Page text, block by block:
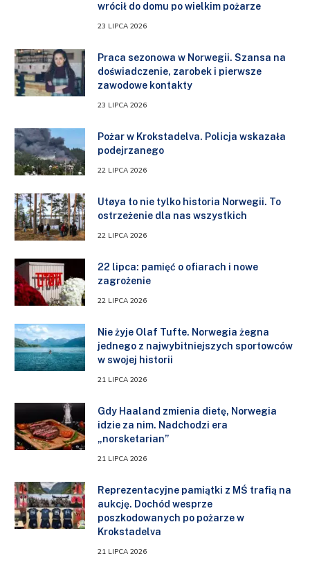
wrócił do domu po wielkim pożarze
23 LIPCA 2026
Praca sezonowa w Norwegii. Szansa na
doświadczenie, zarobek i pierwsze
zawodowe kontakty
23 LIPCA 2026
Pożar w Krokstadelva. Policja wskazała
podejrzanego
22 LIPCA 2026
Utøya to nie tylko historia Norwegii. To
ostrzeżenie dla nas wszystkich
22 LIPCA 2026
22 lipca: pamięć o ofiarach i nowe
zagrożenie
22 LIPCA 2026
Nie żyje Olaf Tufte. Norwegia żegna
jednego z najwybitniejszych sportowców
w swojej historii
21 LIPCA 2026
Gdy Haaland zmienia dietę, Norwegia
idzie za nim. Nadchodzi era
„norsketarian”
21 LIPCA 2026
Reprezentacyjne pamiątki z MŚ trafią na
aukcję. Dochód wesprze
poszkodowanych po pożarze w
Krokstadelva
21 LIPCA 2026